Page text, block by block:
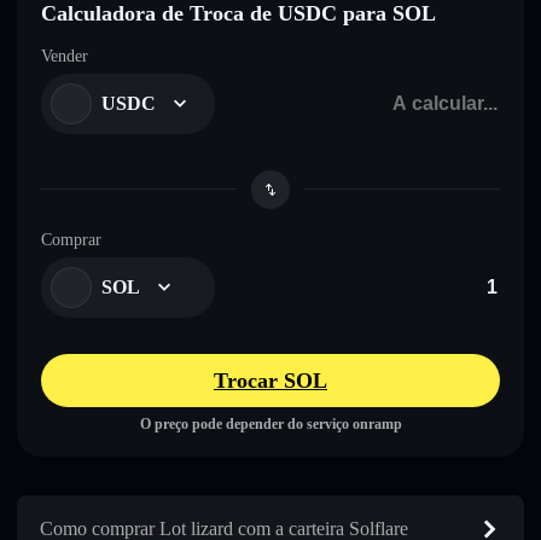
Calculadora de Troca de USDC para SOL
Vender
USDC
Comprar
SOL
Trocar SOL
O preço pode depender do serviço onramp
Como comprar Lot lizard com a carteira Solflare